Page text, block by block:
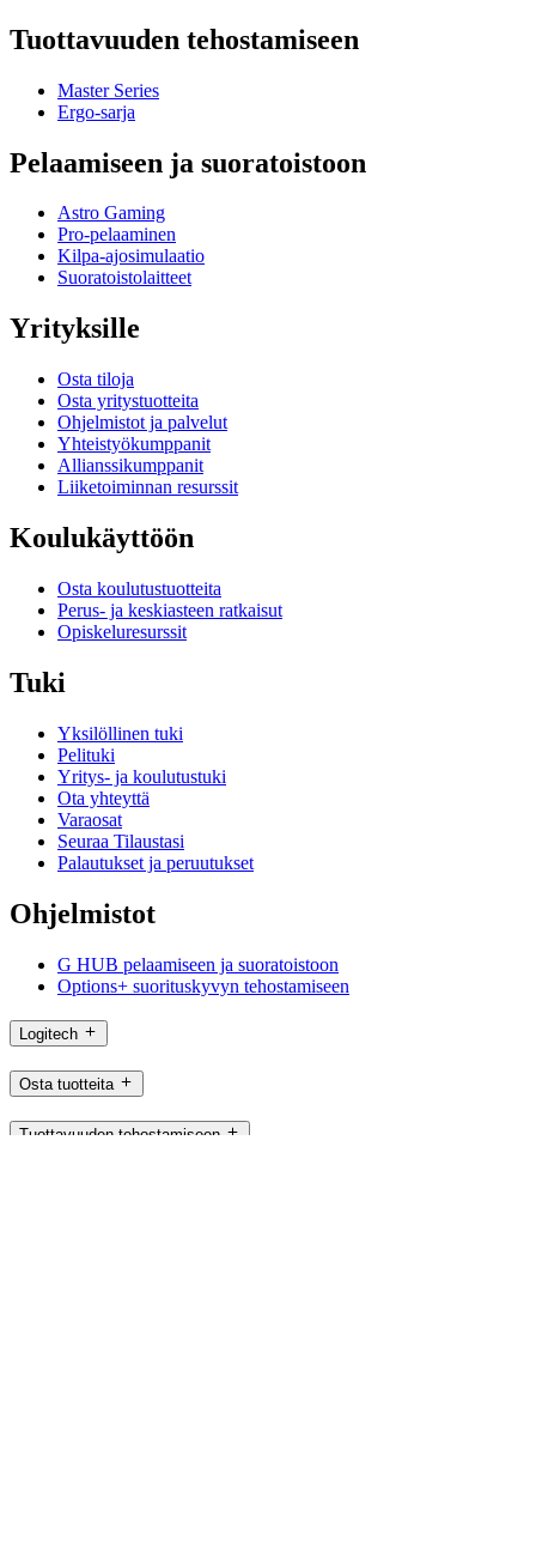
Tuottavuuden tehostamiseen
Master Series
Ergo-sarja
Pelaamiseen ja suoratoistoon
Astro Gaming
Pro-pelaaminen
Kilpa-ajosimulaatio
Suoratoistolaitteet
Yrityksille
Osta tiloja
Osta yritystuotteita
Ohjelmistot ja palvelut
Yhteistyökumppanit
Allianssikumppanit
Liiketoiminnan resurssit
Koulukäyttöön
Osta koulutustuotteita
Perus- ja keskiasteen ratkaisut
Opiskeluresurssit
Tuki
Yksilöllinen tuki
Pelituki
Yritys- ja koulutustuki
Ota yhteyttä
Varaosat
Seuraa Tilaustasi
Palautukset ja peruutukset
Ohjelmistot
G HUB pelaamiseen ja suoratoistoon
Options+ suorituskyvyn tehostamiseen
Logitech
Osta tuotteita
Tuottavuuden tehostamiseen